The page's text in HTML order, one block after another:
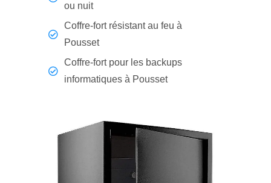
ou nuit
Coffre-fort résistant au feu à
Pousset
Coffre-fort pour les backups
informatiques à Pousset